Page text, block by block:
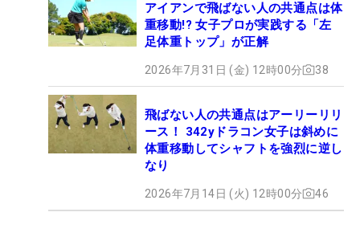
アイアンで飛ばない人の共通点は体
重移動!? 女子プロが実践する「左
足体重トップ」が正解
2026年7月31日 (金) 12時00分 38
飛ばない人の共通点はアーリーリリ
ース！ 342yドラコン女子は斜めに
体重移動してシャフトを強烈に逆し
なり
2026年7月14日 (火) 12時00分 46